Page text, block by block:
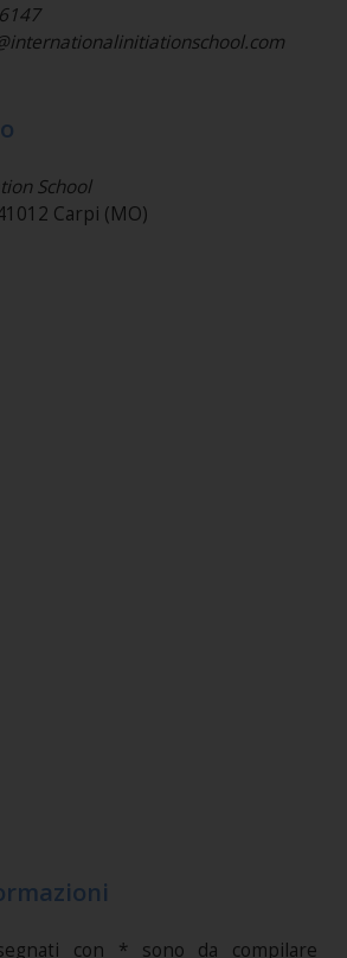
School
Carpi (MO)
con * sono da compilare